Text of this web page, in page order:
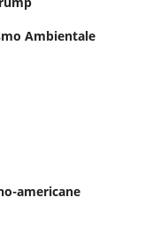
Ambientale
americane